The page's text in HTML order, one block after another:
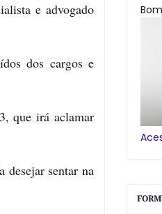
e advogado
dos cargos e
que irá aclamar
desejar sentar na